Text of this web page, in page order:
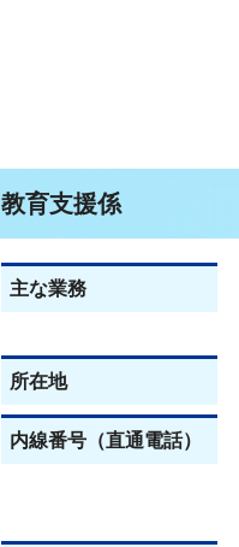
教育支援係
主な業務
所在地
内線番号（直通電話）